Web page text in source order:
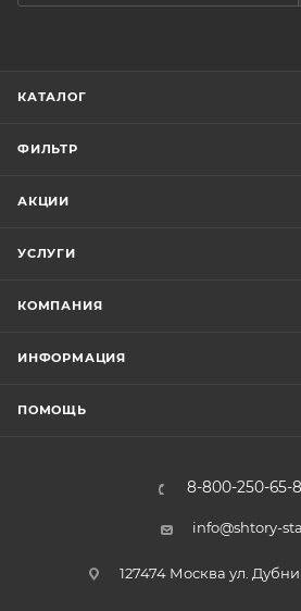
КАТАЛОГ
ФИЛЬТР
АКЦИИ
УСЛУГИ
КОМПАНИЯ
ИНФОРМАЦИЯ
ПОМОЩЬ
8-800-250-65-
info@shtory-
127474 Москва ул.